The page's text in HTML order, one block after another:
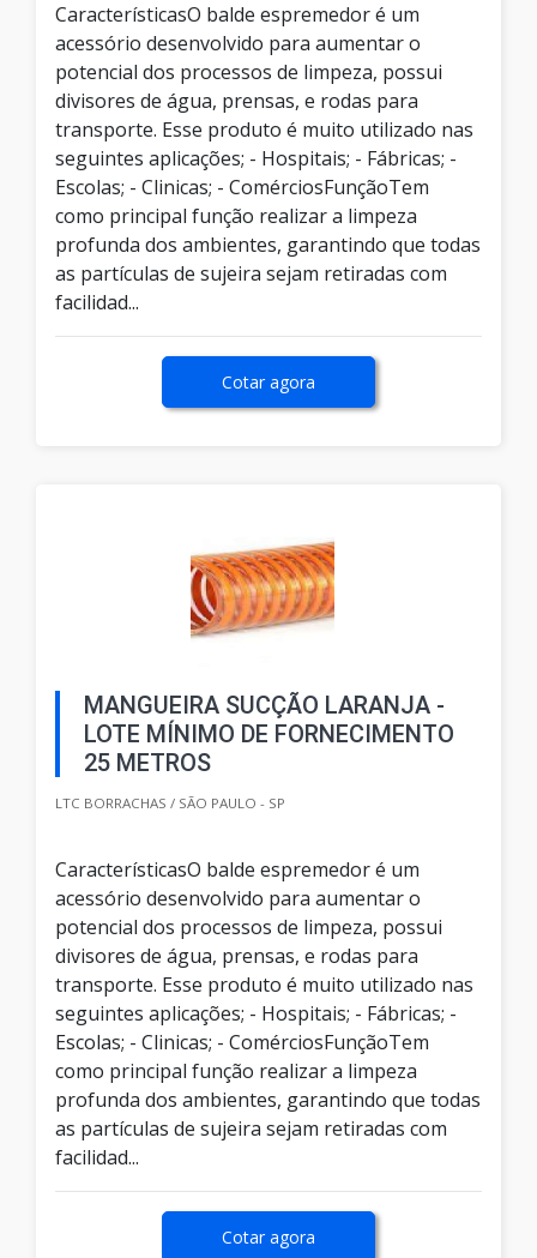
CaracterísticasO balde espremedor é um
acessório desenvolvido para aumentar o
potencial dos processos de limpeza, possui
divisores de água, prensas, e rodas para
transporte. Esse produto é muito utilizado nas
seguintes aplicações; - Hospitais; - Fábricas; -
Escolas; - Clinicas; - ComérciosFunçãoTem
como principal função realizar a limpeza
profunda dos ambientes, garantindo que todas
as partículas de sujeira sejam retiradas com
facilidad...
Cotar agora
MANGUEIRA SUCÇÃO LARANJA -
LOTE MÍNIMO DE FORNECIMENTO
25 METROS
LTC BORRACHAS / SÃO PAULO - SP
CaracterísticasO balde espremedor é um
acessório desenvolvido para aumentar o
potencial dos processos de limpeza, possui
divisores de água, prensas, e rodas para
transporte. Esse produto é muito utilizado nas
seguintes aplicações; - Hospitais; - Fábricas; -
Escolas; - Clinicas; - ComérciosFunçãoTem
como principal função realizar a limpeza
profunda dos ambientes, garantindo que todas
as partículas de sujeira sejam retiradas com
facilidad...
Cotar agora